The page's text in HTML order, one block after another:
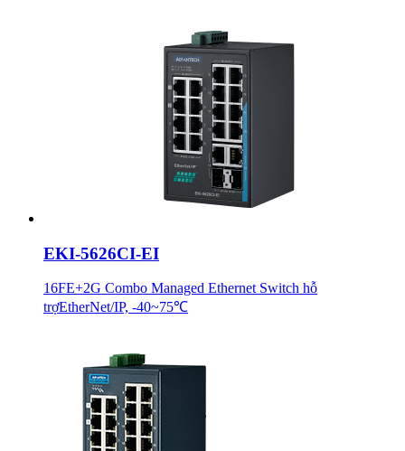
EKI-5626CI-EI
16FE+2G Combo Managed Ethernet Switch hỗ
trợEtherNet/IP, -40~75℃